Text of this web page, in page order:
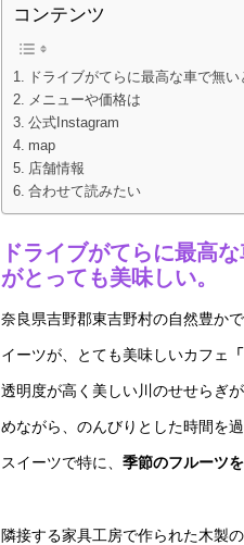
コンテンツ
ドライブがてらに最高な車で無
メニューや価格は
公式Instagram
map
店舗情報
合わせて読みたい
ドライブがてらに最高
がとっても美味しい。
奈良県吉野郡東吉野村の自然豊か
イーツが、とても美味しいカフェ
透明度が高く美しい川のせせらぎ
めながら、のんびりとした時間を
スイーツで特に、 季節のフルーツ
隣接する家具工房で作られた木製